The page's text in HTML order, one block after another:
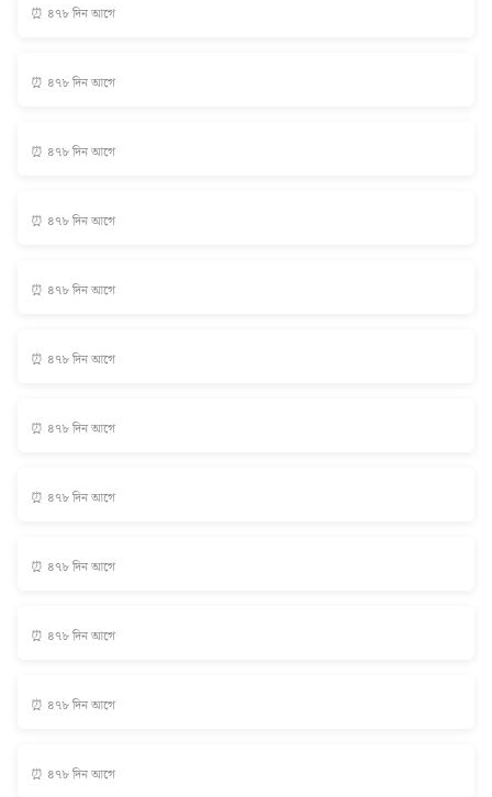
⏰ ৪৭৮ দিন আগে
⏰ ৪৭৮ দিন আগে
⏰ ৪৭৮ দিন আগে
⏰ ৪৭৮ দিন আগে
⏰ ৪৭৮ দিন আগে
⏰ ৪৭৮ দিন আগে
⏰ ৪৭৮ দিন আগে
⏰ ৪৭৮ দিন আগে
⏰ ৪৭৮ দিন আগে
⏰ ৪৭৮ দিন আগে
⏰ ৪৭৮ দিন আগে
⏰ ৪৭৮ দিন আগে